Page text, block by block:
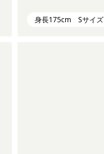
身長175cm Sサイズ